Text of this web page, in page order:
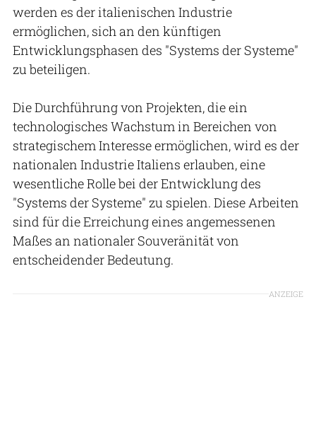
werden es der italienischen Industrie
ermöglichen, sich an den künftigen
Entwicklungsphasen des "Systems der Systeme"
zu beteiligen.
Die Durchführung von Projekten, die ein
technologisches Wachstum in Bereichen von
strategischem Interesse ermöglichen, wird es der
nationalen Industrie Italiens erlauben, eine
wesentliche Rolle bei der Entwicklung des
"Systems der Systeme" zu spielen. Diese Arbeiten
sind für die Erreichung eines angemessenen
Maßes an nationaler Souveränität von
entscheidender Bedeutung.
ANZEIGE